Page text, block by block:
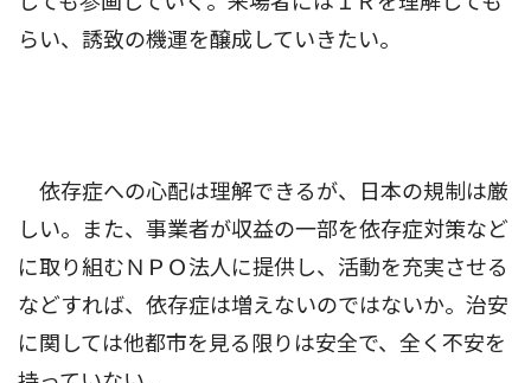
らい、誘致の機運を醸成していきたい。
依存症への心配は理解できるが、日本の規制は厳
しい。また、事業者が収益の一部を依存症対策など
に取り組むＮＰＯ法人に提供し、活動を充実させる
などすれば、依存症は増えないのではないか。治安
に関しては他都市を見る限りは安全で、全く不安を